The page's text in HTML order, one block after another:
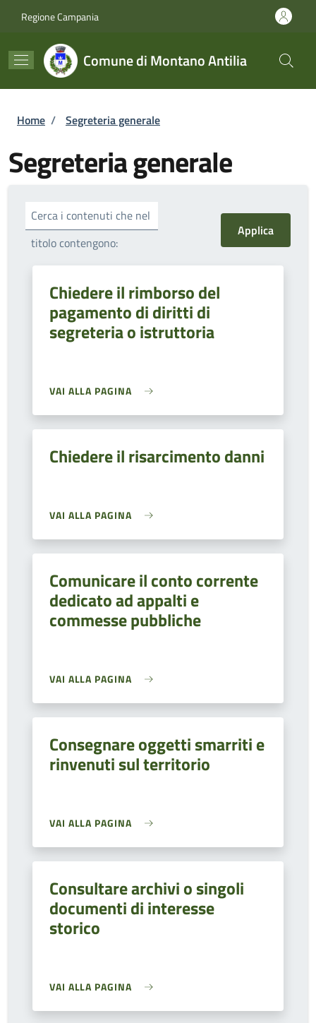
Regione Campania
Comune di Montano Antilia
Briciole di pane
Home / Segreteria generale
Segreteria generale
Cerca i contenuti che nel
titolo contengono:
Chiedere il rimborso del
pagamento di diritti di
segreteria o istruttoria
VAI ALLA PAGINA
Chiedere il risarcimento danni
VAI ALLA PAGINA
Comunicare il conto corrente
dedicato ad appalti e
commesse pubbliche
VAI ALLA PAGINA
Consegnare oggetti smarriti e
rinvenuti sul territorio
VAI ALLA PAGINA
Consultare archivi o singoli
documenti di interesse
storico
VAI ALLA PAGINA